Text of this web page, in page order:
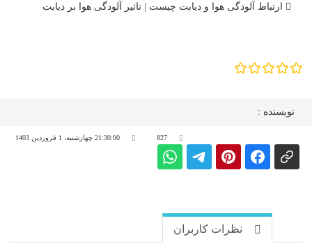
ارتباط آلودگی هوا و دیابت چیست | تاثیر آلودگی هوا بر دیابت
نویسنده :
827 21:30:00 چهارشنبه، 1 فروردین 1403
نظرات کاربران